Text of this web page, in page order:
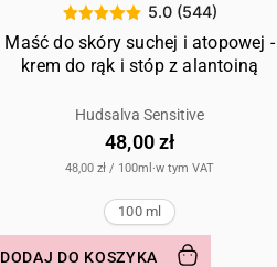
5.0 (544)
Maść do skóry suchej i atopowej -
krem do rąk i stóp z alantoiną
Hudsalva Sensitive
48,00 zł
48,00 zł / 100ml ·w tym VAT
100 ml
DODAJ DO KOSZYKA